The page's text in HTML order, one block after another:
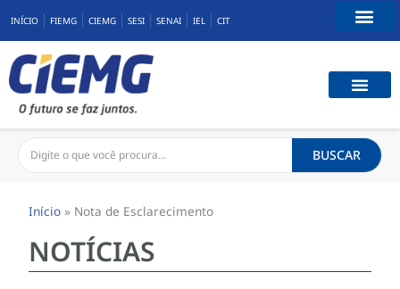
INÍCIO FIEMG CIEMG SESI SENAI IEL CIT
BUSCAR
Início » Nota de Esclarecimento
NOTÍCIAS